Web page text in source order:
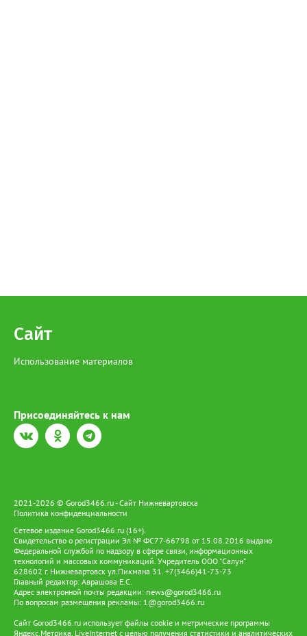
Сайт
Использование материалов
Присоединяйтесь к нам
2021-2026 © Gorod3466.ru - Сайт Нижневартовска
Политика конфиденциальности
Сетевое издание Gorod3466.ru (16+).
Свидетельство о регистрации Эл № ФС77-66798 от 15.08.2016 выдано
Федеральной службой по надзору в сфере связи, информационных
технологий и массовых коммуникаций. Учредитель ООО "Салун"
628602 г. Нижневартовск ул.Пикмана 31. +7(3466)41-73-73
Главный редактор: Аврашова Е.С.
Адрес электронной почты редакции: news@gorod3466.ru
По вопросам размещения рекламы: 1@gorod3466.ru
Сайт Gorod3466.ru использует файлы cookie и метрические программы
Яндекс.Метрика, LiveInternet с целью получения статистики и аналитических